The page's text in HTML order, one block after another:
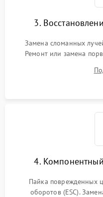
3.
Замена сломанных
Ремонт или замена
трехосевого
восстановление
4.
Пайка поврежденных
оборотов (ESC).